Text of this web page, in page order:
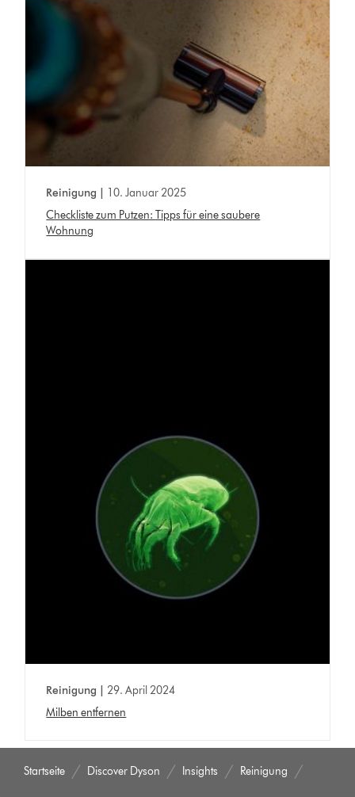
Reinigung |
10. Januar 2025
Checkliste zum Putzen: Tipps für eine saubere
Wohnung
Reinigung |
29. April 2024
Milben entfernen
Startseite Discover Dyson Insights Reinigung